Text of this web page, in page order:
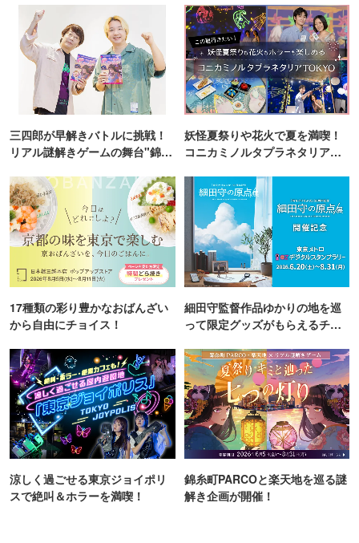
三四郎が早解きバトルに挑戦！
リアル謎解きゲームの舞台"錦糸
妖怪夏祭りや花火で夏を満喫！
コニカミノルタプラネタリア
17種類の彩り豊かなおばんざい
から自由にチョイス！
細田守監督作品ゆかりの地を巡
って限定グッズがもらえるチャ
涼しく過ごせる東京ジョイポリ
スで絶叫＆ホラーを満喫！
錦糸町PARCOと楽天地を巡る謎
解き企画が開催！